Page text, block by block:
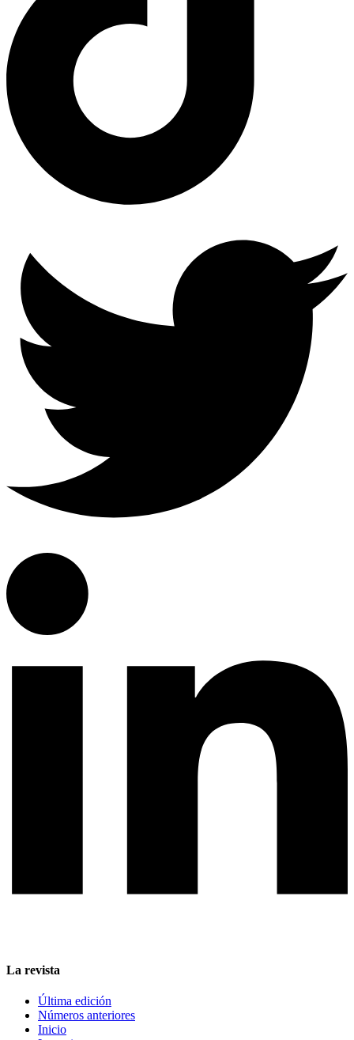
La revista
Última edición
Números anteriores
Inicio